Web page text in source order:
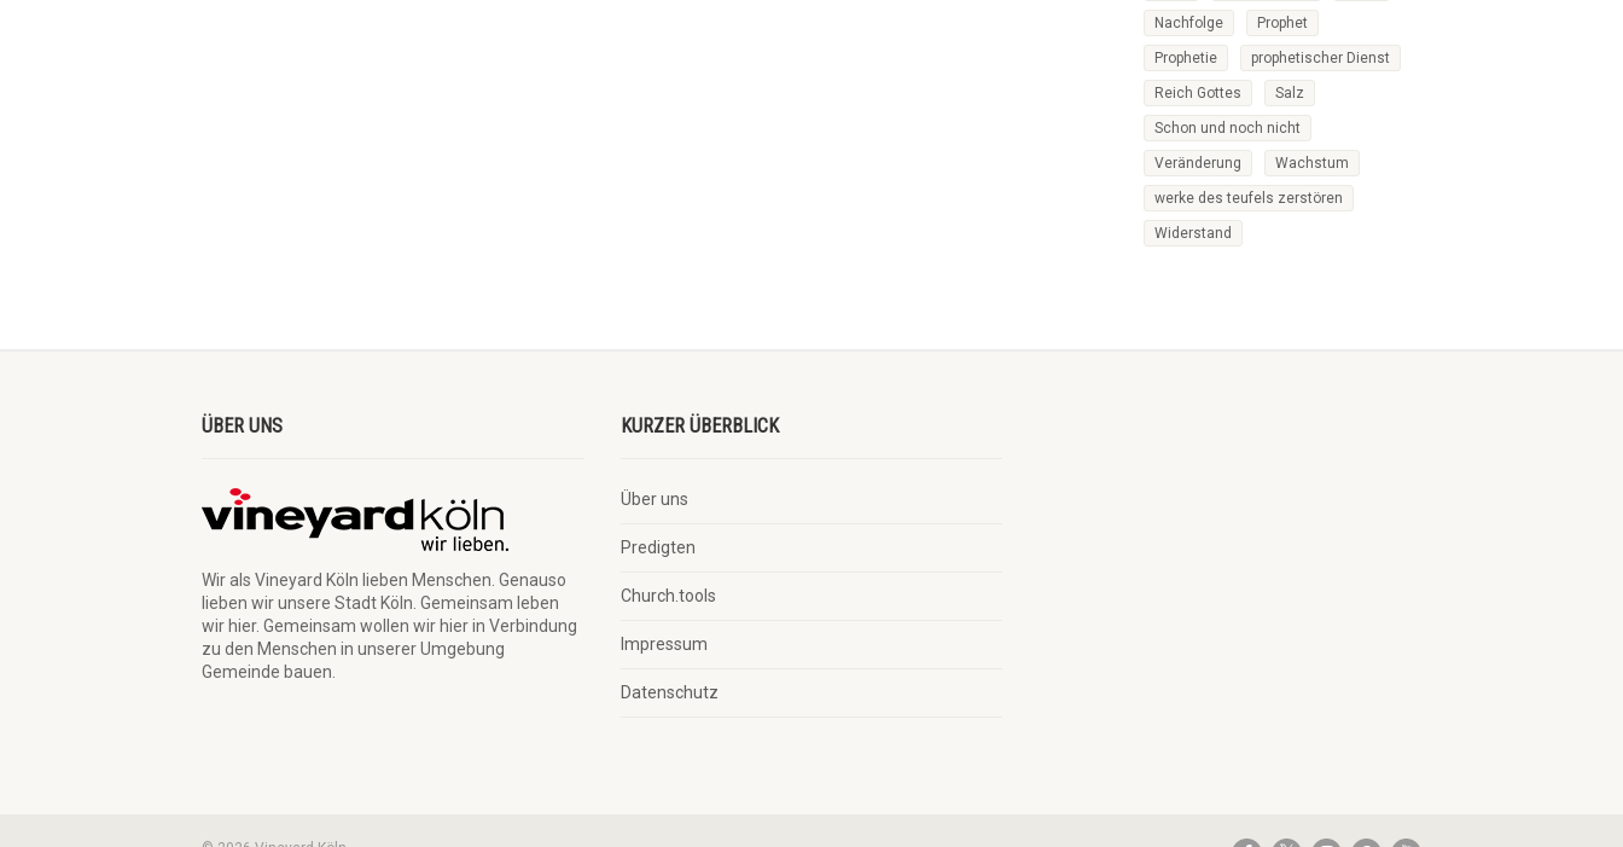
Nachfolge Prophet
Prophetie prophetischer Dienst
Reich Gottes Salz
Schon und noch nicht
Veränderung Wachstum
werke des teufels zerstören
Widerstand
ÜBER UNS
Wir als Vineyard Köln lieben Menschen. Genauso
lieben wir unsere Stadt Köln. Gemeinsam leben
wir hier. Gemeinsam wollen wir hier in Verbindung
zu den Menschen in unserer Umgebung
Gemeinde bauen.
KURZER ÜBERBLICK
Über uns
Predigten
Church.tools
Impressum
Datenschutz